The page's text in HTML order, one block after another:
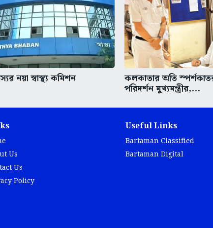
নয়া স্বাস্থ্য কমিশন কলকাতার অতি
পরিদর্শন মুখ্যমন্ত্রীর,...
Us
Us
Policy
Useful Links
Bartaman Classified
Bartaman Digital